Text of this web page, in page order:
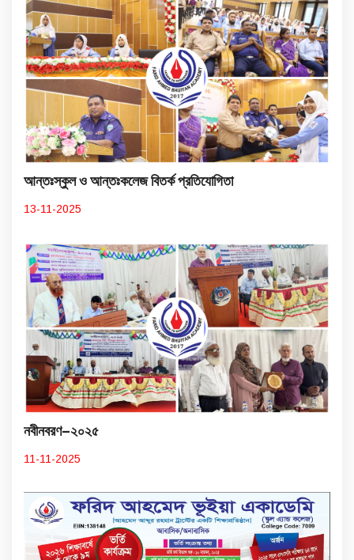
আন্তঃস্কুল ও আন্তঃকলেজ বিতর্ক প্রতিযোগিতা
13-11-2025
নবীনবরণ–২০২৫
11-11-2025